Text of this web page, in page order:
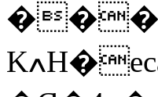
KߍH�eca�sw��I�%X�~����e�ܸ�~����oo�vytfG1bo��n�ef���G7̎&��y�'�ѧ����_~���'[�s[*�7��ٰաB�D